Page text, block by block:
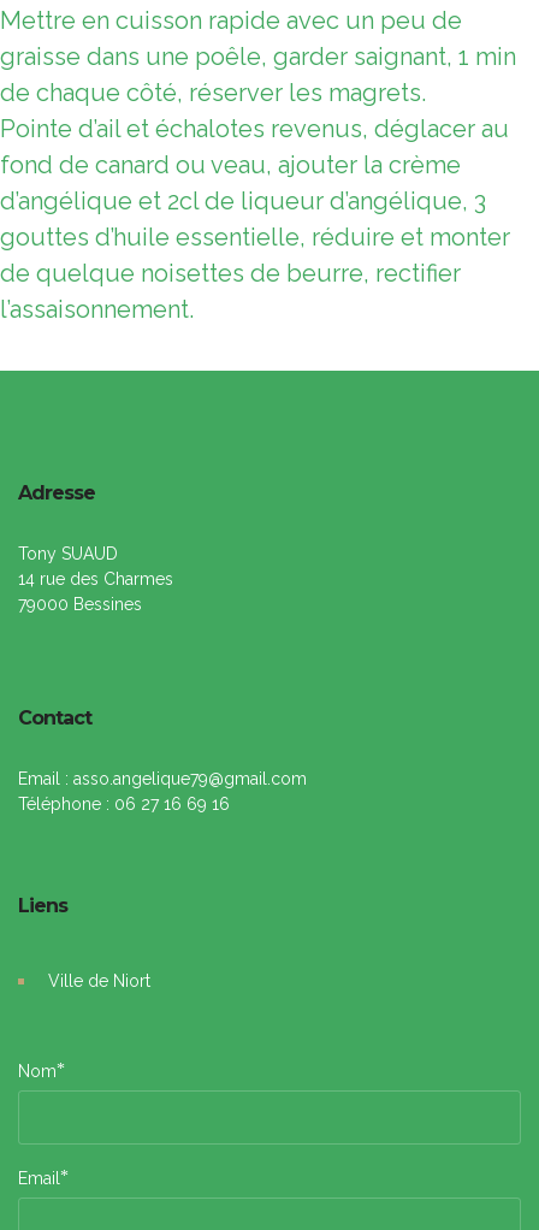
Mettre en cuisson rapide avec un peu de
graisse dans une poêle, garder saignant, 1 min
de chaque côté, réserver les magrets.
Pointe d’ail et échalotes revenus, déglacer au
fond de canard ou veau, ajouter la crème
d’angélique et 2cl de liqueur d’angélique, 3
gouttes d’huile essentielle, réduire et monter
de quelque noisettes de beurre, rectifier
l’assaisonnement.
Adresse
Tony SUAUD
14 rue des Charmes
79000 Bessines
Contact
Email : asso.angelique79@gmail.com
Téléphone : 06 27 16 69 16
Liens
Ville de Niort
Nom*
Email *